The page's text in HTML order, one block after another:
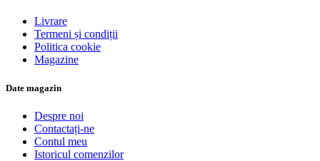
Livrare
Termeni și condiții
Politica cookie
Magazine
Date magazin
Despre noi
Contactați-ne
Contul meu
Istoricul comenzilor